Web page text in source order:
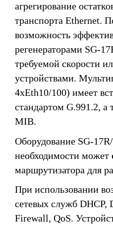
агрегирование
транспорта Ethernet.
возможность
регенераторами SG-
требуемой скорости
устройствами.
4xEth10/100) имеет
стандартом G.991.2,
MIB.
Оборудование SG-
необходимости может
маршрутизатора для
При использовании
сетевых служб DHCP,
Firewall, QoS.